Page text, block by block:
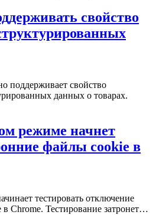
свойство
поддерживает свойство
данных о товарах.
режиме начнет
файлы cookie в
тестировать отключение
Chrome. Тестирование затронет…